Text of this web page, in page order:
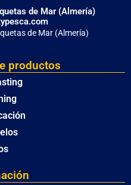
de Mar (Almería)
de Mar (Almería)
productos